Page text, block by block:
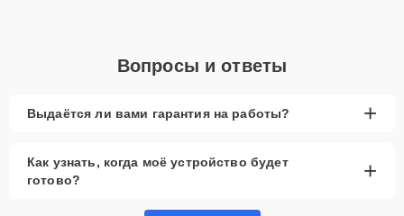
Вопросы и ответы
Выдаётся ли вами гарантия на работы? +
Как узнать, когда моё устройство будет
готово?
+